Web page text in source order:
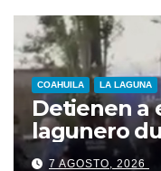
COAHUILA LA LAGUNA
Detienen a
lagunero
seguridad
7 AGOSTO, 2026